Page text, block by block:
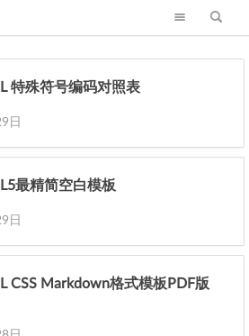
特殊符号编码对照表
日
最精简空白模板
日
CSS Markdown格式模板PDF版